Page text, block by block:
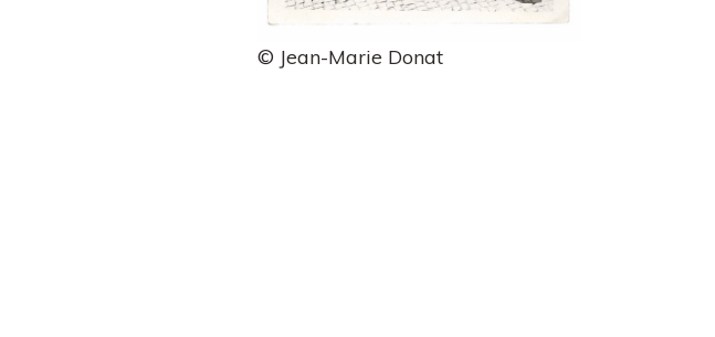
© Jean-Marie Donat